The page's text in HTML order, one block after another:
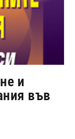
и
във